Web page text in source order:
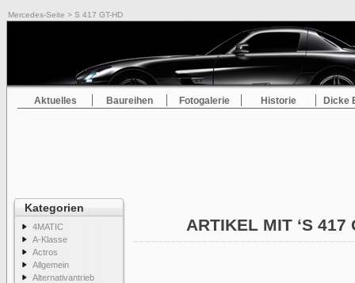
Mercedes-Seite > S 417 GT-HD
Aktuelles Baureihen Fotogalerie Historie Dicke
Kategorien
4MATIC
A-Klasse
Actros
Allgemein
Alternativantrieb
ARTIKEL MIT ‘S 417